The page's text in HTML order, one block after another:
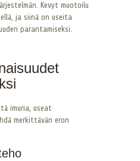
Kevyt muotoilu
ja siinä on useita
parantamiseksi.
imuria, useat
merkittävän eron